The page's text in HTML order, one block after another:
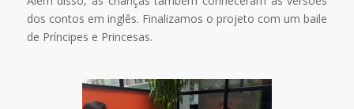
dos contos em inglês. Finalizamos o projeto com um baile
de Príncipes e Princesas.